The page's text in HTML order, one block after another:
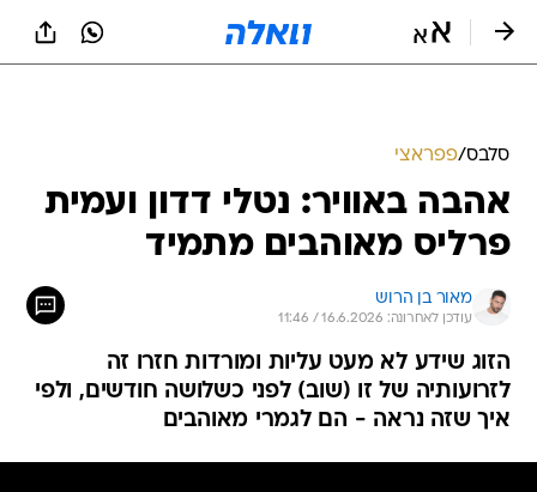
סלבס/פפראצי
אהבה באוויר: נטלי דדון ועמית
פרליס מאוהבים מתמיד
מאור בן הרוש
עודכן לאחרונה: 16.6.2026 / 11:46
הזוג שידע לא מעט עליות ומורדות חזרו זה
לזרועותיה של זו (שוב) לפני כשלושה חודשים, ולפי
איך שזה נראה - הם לגמרי מאוהבים